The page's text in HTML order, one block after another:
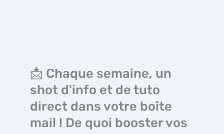
📩 Chaque semaine, un
shot d'info et de tuto
direct dans votre boîte
mail ! De quoi booster vos